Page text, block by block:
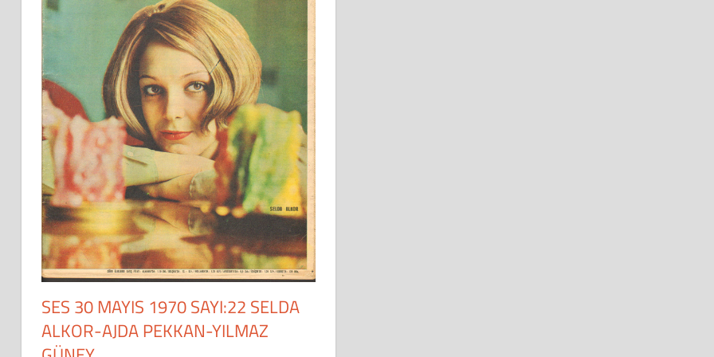
SES 30 MAYIS 1970 SAYI:22 SELDA
ALKOR-AJDA PEKKAN-YILMAZ